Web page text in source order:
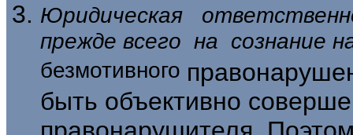
Юридическая
прежде всего на сознание
безмотивного
быть объективно